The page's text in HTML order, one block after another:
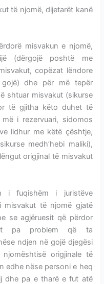
të njomë, dijetarët kanë
misvakun e njomë,
(dërgojë poshtë me
copëzat lëndore
dhe për më tepër
shtuar misvakut (sikurse
të gjitha këto duhet të
i rezervuari, sidomos
lidhur me këtë çështje,
medh’hebi maliki),
origjinal të misvakut
i fuqishëm i juristëve
misvakut të njomë gjatë
se agjëruesit që përdor
pa problem që ta
ndjen në gojë djegësi
origjinale të
edhe nëse personi e heq
dhe pa e tharë e fut atë